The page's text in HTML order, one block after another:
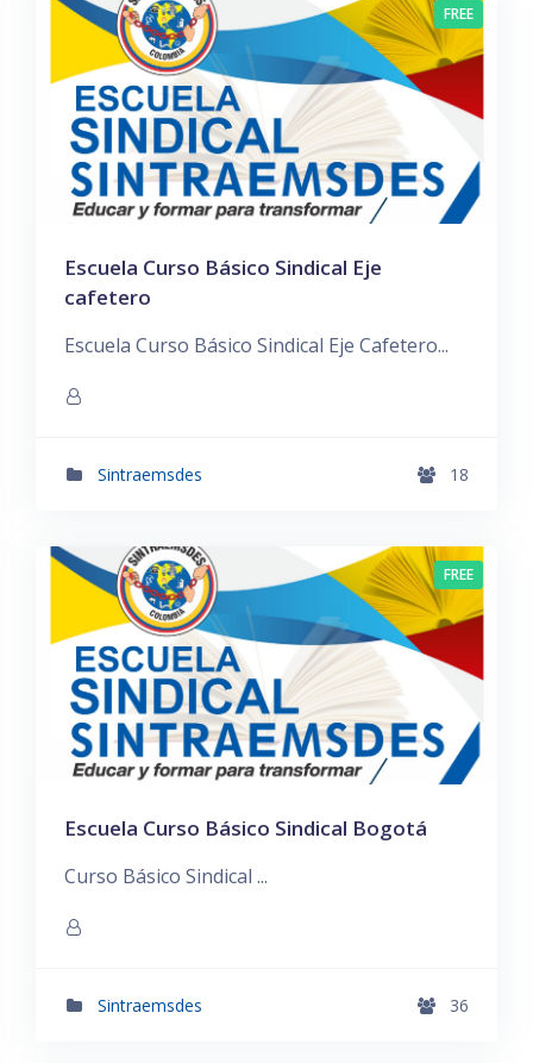
FREE
Escuela Curso Básico Sindical Eje
cafetero
Escuela Curso Básico Sindical Eje Cafetero...
Sintraemsdes 18
FREE
Escuela Curso Básico Sindical Bogotá
Curso Básico Sindical ...
Sintraemsdes 36